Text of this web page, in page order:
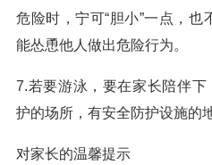
危险时，宁可“胆小”一点，
能怂恿他人做出危险行为。
7.若要游泳，要在家长陪伴
护的场所，有安全防护设施的
对家长的温馨提示